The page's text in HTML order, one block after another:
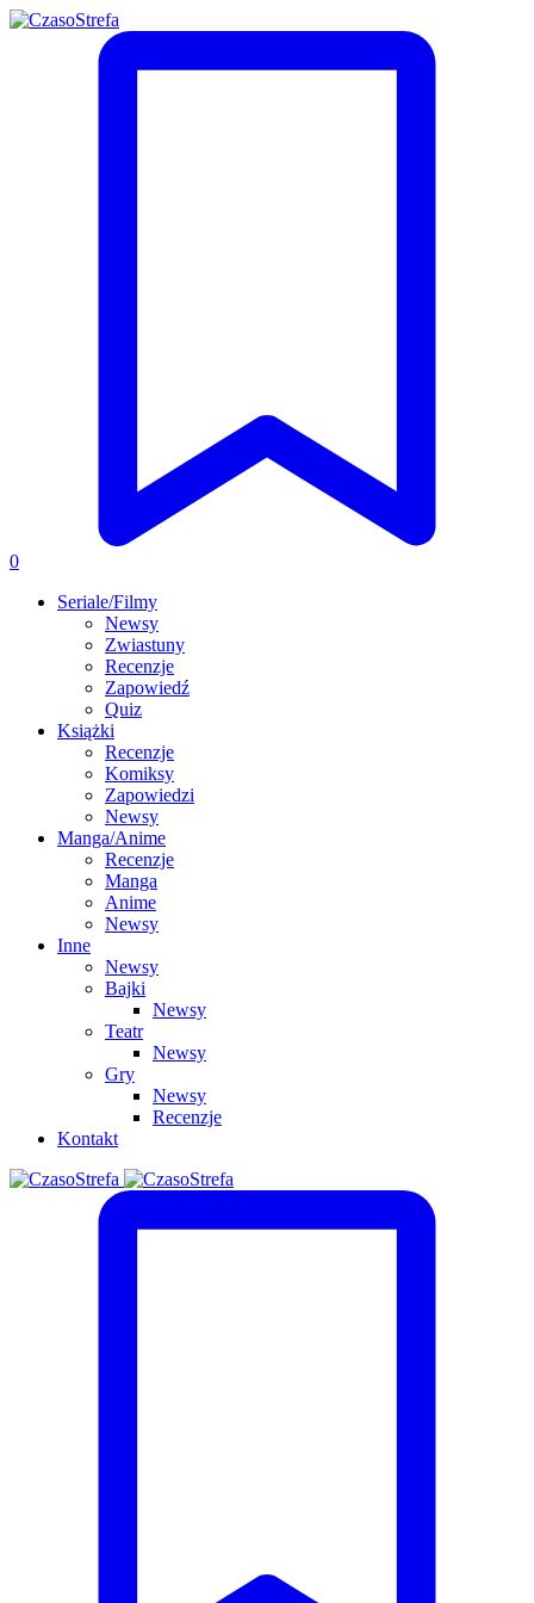
0
Seriale/Filmy
Newsy
Zwiastuny
Recenzje
Zapowiedź
Quiz
Książki
Recenzje
Komiksy
Zapowiedzi
Newsy
Manga/Anime
Recenzje
Manga
Anime
Newsy
Inne
Newsy
Bajki
Newsy
Teatr
Newsy
Gry
Newsy
Recenzje
Kontakt